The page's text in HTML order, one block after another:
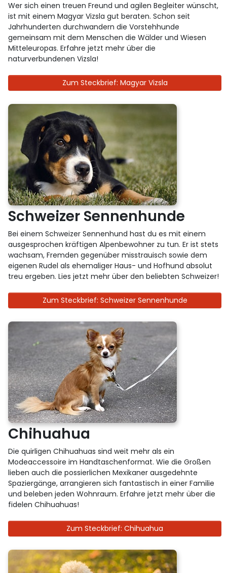
Wer sich einen treuen Freund und agilen Begleiter wünscht,
ist mit einem Magyar Vizsla gut beraten. Schon seit
Jahrhunderten durchwandern die Vorstehhunde
gemeinsam mit dem Menschen die Wälder und Wiesen
Mitteleuropas. Erfahre jetzt mehr über die
naturverbundenen Vizsla!
Zum Steckbrief: Magyar Vizsla
Schweizer Sennenhunde
Bei einem Schweizer Sennenhund hast du es mit einem
ausgesprochen kräftigen Alpenbewohner zu tun. Er ist stets
wachsam, Fremden gegenüber misstrauisch sowie dem
eigenen Rudel als ehemaliger Haus- und Hofhund absolut
treu ergeben. Lies jetzt mehr über den beliebten Schweizer!
Zum Steckbrief: Schweizer Sennenhunde
Chihuahua
Die quirligen Chihuahuas sind weit mehr als ein
Modeaccessoire im Handtaschenformat. Wie die Großen
lieben auch die possierlichen Mexikaner ausgedehnte
Spaziergänge, arrangieren sich fantastisch in einer Familie
und beleben jeden Wohnraum. Erfahre jetzt mehr über die
fidelen Chihuahuas!
Zum Steckbrief: Chihuahua